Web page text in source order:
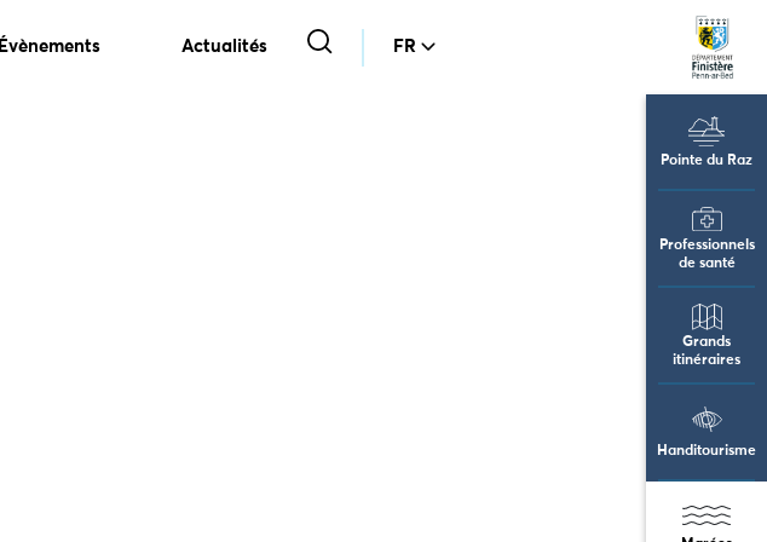
Évènements Actualités FR
Pointe du Raz
Professionnels
de santé
Grands
itinéraires
Handitourisme